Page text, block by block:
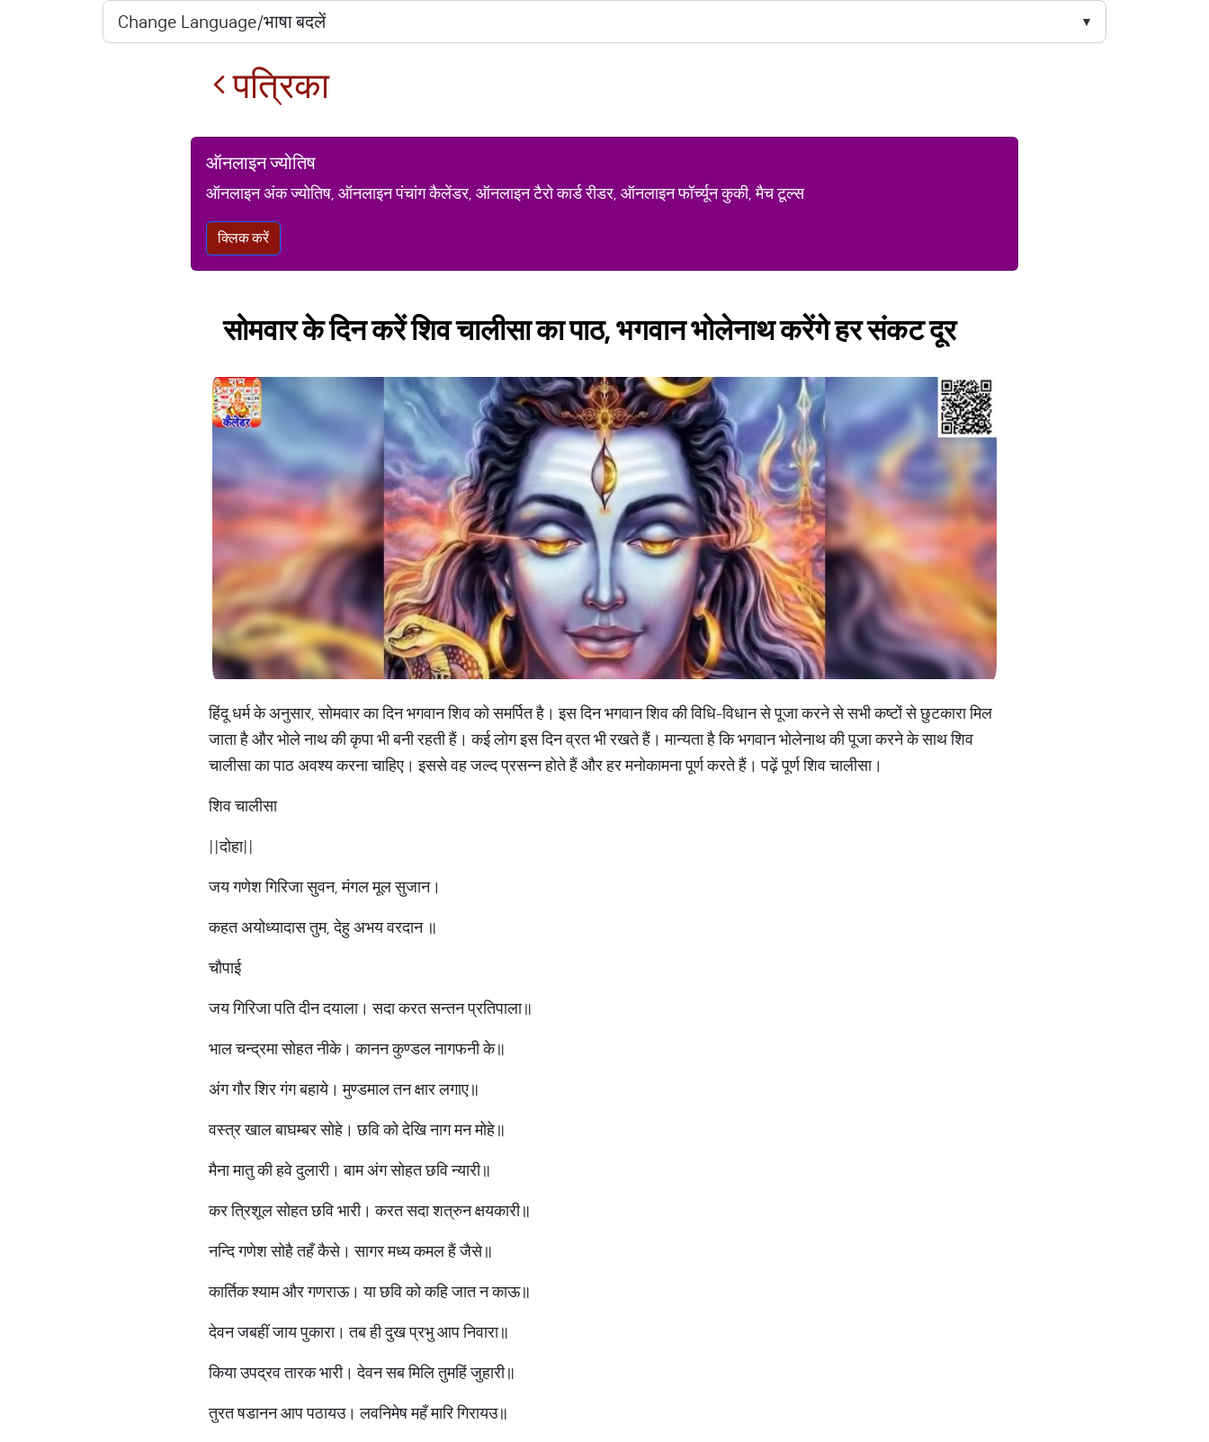
पत्रिका
ऑनलाइन ज्योतिष
ऑनलाइन अंक ज्योतिष, ऑनलाइन पंचांग कैलेंडर, ऑनलाइन टैरो कार्ड रीडर, ऑनलाइन फॉर्च्यून कुकी, मैच टूल्स
क्लिक करें
सोमवार के दिन करें शिव चालीसा का पाठ, भगवान भोलेनाथ करेंगे हर संकट दूर
हिंदू धर्म के अनुसार, सोमवार का दिन भगवान शिव को समर्पित है। इस दिन भगवान शिव की विधि-विधान से पूजा करने से सभी कष्टों से छुटकारा मिल
जाता है और भोले नाथ की कृपा भी बनी रहती हैं। कई लोग इस दिन व्रत भी रखते हैं। मान्यता है कि भगवान भोलेनाथ की पूजा करने के साथ शिव
चालीसा का पाठ अवश्य करना चाहिए। इससे वह जल्द प्रसन्न होते हैं और हर मनोकामना पूर्ण करते हैं। पढ़ें पूर्ण शिव चालीसा।
शिव चालीसा
||दोहा||
जय गणेश गिरिजा सुवन, मंगल मूल सुजान।
कहत अयोध्यादास तुम, देहु अभय वरदान ॥
चौपाई
जय गिरिजा पति दीन दयाला। सदा करत सन्तन प्रतिपाला॥
भाल चन्द्रमा सोहत नीके। कानन कुण्डल नागफनी के॥
अंग गौर शिर गंग बहाये। मुण्डमाल तन क्षार लगाए॥
वस्त्र खाल बाघम्बर सोहे। छवि को देखि नाग मन मोहे॥
मैना मातु की हवे दुलारी। बाम अंग सोहत छवि न्यारी॥
कर त्रिशूल सोहत छवि भारी। करत सदा शत्रुन क्षयकारी॥
नन्दि गणेश सोहै तहँ कैसे। सागर मध्य कमल हैं जैसे॥
कार्तिक श्याम और गणराऊ। या छवि को कहि जात न काऊ॥
देवन जबहीं जाय पुकारा। तब ही दुख प्रभु आप निवारा॥
किया उपद्रव तारक भारी। देवन सब मिलि तुमहिं जुहारी॥
तुरत षडानन आप पठायउ। लवनिमेष महँ मारि गिरायउ॥